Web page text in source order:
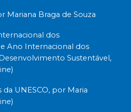
Mariana Braga de Souza
dos
Ano Internacional dos
Sustentável,
UNESCO, por Maria